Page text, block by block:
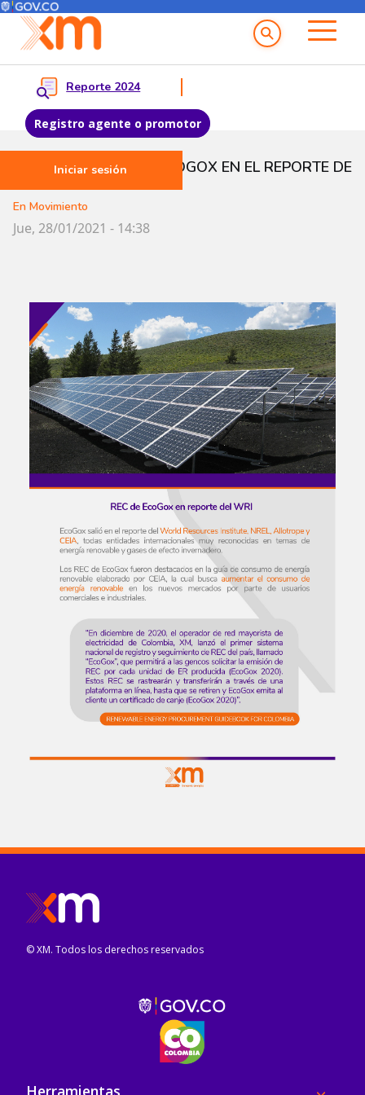
Pasar al contenido principal
Menú del Usuario
Reporte 2024
Registro agente o promotor
Iniciar sesión
Menu principal
¡BUENA NOTICIA! ECOGOX EN EL REPORTE DE
En Movimiento
Jue, 28/01/2021 - 14:38
© XM. Todos los derechos reservados
Pie de página
Herramientas